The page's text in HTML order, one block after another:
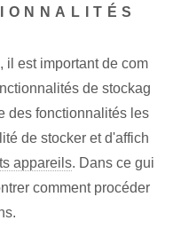
il est important de com
de stockag
des fonctionnalités les
de stocker et d'affich
appareils.⁤ Dans ce gui
comment procéder